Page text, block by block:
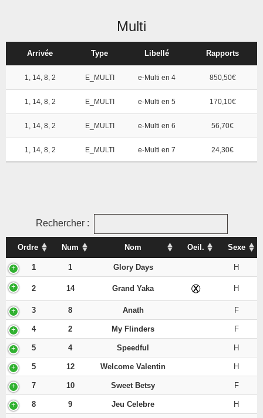
Multi
Arrivée Type Libellé Rapports
1, 14, 8, 2 E_MULTI e-Multi en 4 850,50€
1, 14, 8, 2 E_MULTI e-Multi en 5 170,10€
1, 14, 8, 2 E_MULTI e-Multi en 6 56,70€
1, 14, 8, 2 E_MULTI e-Multi en 7 24,30€
Rechercher :
Ordre Num Nom Oeil. Sexe
1 1 Glory Days H
2 14 Grand Yaka H
3 8 Anath F
4 2 My Flinders F
5 4 Speedful H
5 12 Welcome Valentin H
7 10 Sweet Betsy F
8 9 Jeu Celebre H